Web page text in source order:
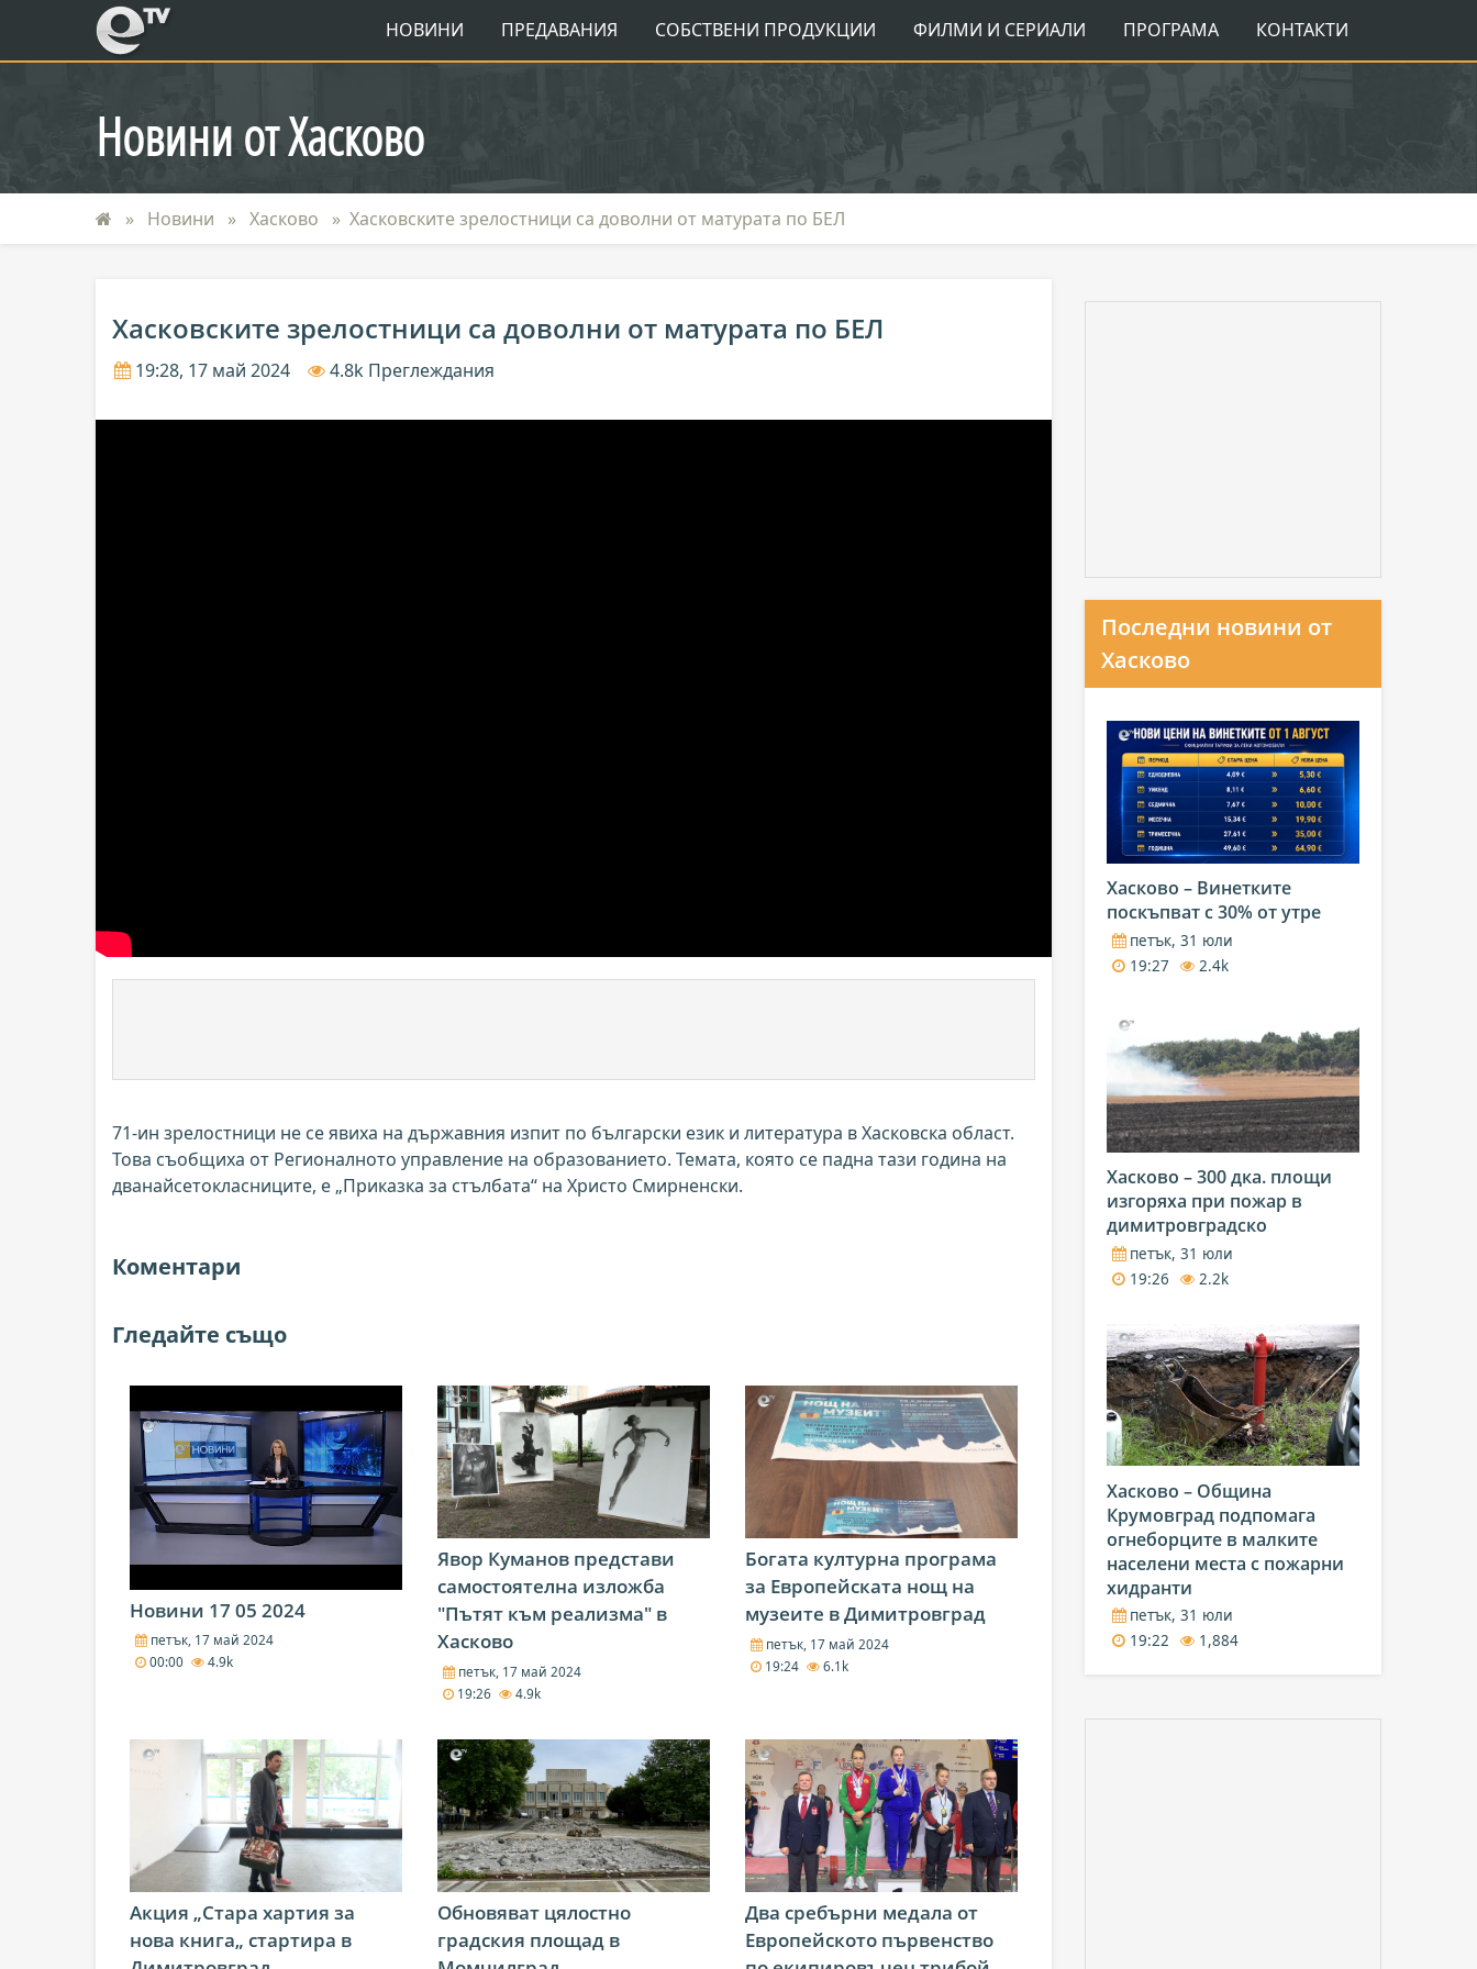
eTV НОВИНИ ПРЕДАВАНИЯ СОБСТВЕНИ ПРОДУКЦИИ ФИЛМИ И СЕРИАЛИ ПРОГРАМА КОНТАКТИ
Новини от Хасково
Новини Хасково Хасковските зрелостници са доволни от матурата по БЕЛ
Хасковските зрелостници са доволни от матурата по БЕЛ
19:28, 17 май 2024 4.8k Преглеждания
71-ин зрелостници не се явиха на държавния изпит по български език и литература в Хасковска област.
Това съобщиха от Регионалното управление на образованието. Темата, която се падна тази година на
дванайсетокласниците, е „Приказка за стълбата“ на Христо Смирненски.
Коментари
Гледайте също
Новини 17 05 2024
петък, 17 май 2024
00:00
4.9k
Явор Куманов представи
самостоятелна изложба
"Пътят към реализма" в
Хасково
петък, 17 май 2024
19:26
4.9k
Богата културна програма
за Европейската нощ на
музеите в Димитровград
петък, 17 май 2024
19:24
6.1k
Акция „Стара хартия за
нова книга„ стартира в
Обновяват цялостно
градския площад в
Два сребърни медала от
Европейското първенство
Последни новини от
Хасково
Хасково – Винетките
поскъпват с 30% от утре
петък, 31 юли
19:27
2.4k
Хасково – 300 дка. площи
изгоряха при пожар в
димитровградско
петък, 31 юли
19:26
2.2k
Хасково – Община
Крумовград подпомага
огнеборците в малките
населени места с пожарни
хидранти
петък, 31 юли
19:22
1,884